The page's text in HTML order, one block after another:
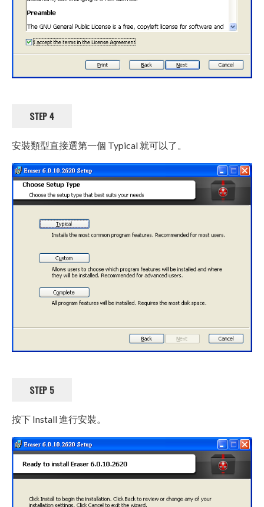
STEP 4
安裝類型直接選第一個 Typical 就可以了。
STEP 5
按下 Install 進行安裝。